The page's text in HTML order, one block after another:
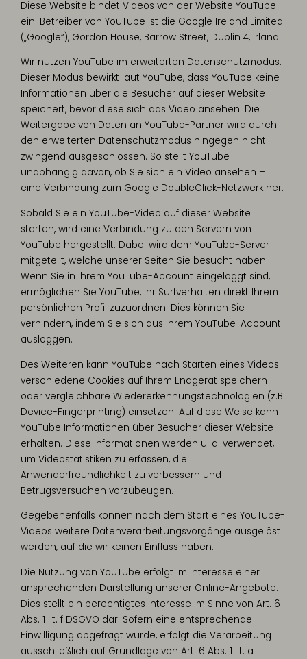
Diese Website bindet Videos von der Website YouTube
ein. Betreiber von YouTube ist die Google Ireland Limited
(„Google“), Gordon House, Barrow Street, Dublin 4, Irland..
Wir nutzen YouTube im erweiterten Datenschutzmodus.
Dieser Modus bewirkt laut YouTube, dass YouTube keine
Informationen über die Besucher auf dieser Website
speichert, bevor diese sich das Video ansehen. Die
Weitergabe von Daten an YouTube-Partner wird durch
den erweiterten Datenschutzmodus hingegen nicht
zwingend ausgeschlossen. So stellt YouTube –
unabhängig davon, ob Sie sich ein Video ansehen –
eine Verbindung zum Google DoubleClick-Netzwerk her.
Sobald Sie ein YouTube-Video auf dieser Website
starten, wird eine Verbindung zu den Servern von
YouTube hergestellt. Dabei wird dem YouTube-Server
mitgeteilt, welche unserer Seiten Sie besucht haben.
Wenn Sie in Ihrem YouTube-Account eingeloggt sind,
ermöglichen Sie YouTube, Ihr Surfverhalten direkt Ihrem
persönlichen Profil zuzuordnen. Dies können Sie
verhindern, indem Sie sich aus Ihrem YouTube-Account
ausloggen.
Des Weiteren kann YouTube nach Starten eines Videos
verschiedene Cookies auf Ihrem Endgerät speichern
oder vergleichbare Wiedererkennungstechnologien (z.B.
Device-Fingerprinting) einsetzen. Auf diese Weise kann
YouTube Informationen über Besucher dieser Website
erhalten. Diese Informationen werden u. a. verwendet,
um Videostatistiken zu erfassen, die
Anwenderfreundlichkeit zu verbessern und
Betrugsversuchen vorzubeugen.
Gegebenenfalls können nach dem Start eines YouTube-
Videos weitere Datenverarbeitungsvorgänge ausgelöst
werden, auf die wir keinen Einfluss haben.
Die Nutzung von YouTube erfolgt im Interesse einer
ansprechenden Darstellung unserer Online-Angebote.
Dies stellt ein berechtigtes Interesse im Sinne von Art. 6
Abs. 1 lit. f DSGVO dar. Sofern eine entsprechende
Einwilligung abgefragt wurde, erfolgt die Verarbeitung
ausschließlich auf Grundlage von Art. 6 Abs. 1 lit. a